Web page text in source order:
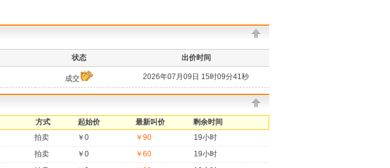
状态 出价时间
成交 2026年07月09日 15时09分41秒
方式 起始价 最新叫价
剩余时间
拍卖 ￥0 ￥90
19小时
拍卖 ￥0 ￥60
19小时